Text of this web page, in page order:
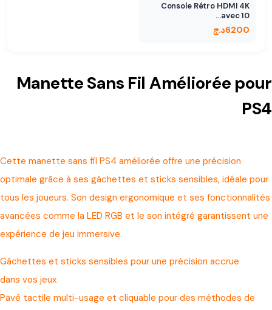
Console Rétro HDMI 4K
avec 10…
6200د.ج
Manette Sans Fil Améliorée pour
PS4
Cette manette sans fil PS4 améliorée offre une précision
optimale grâce à ses gâchettes et sticks sensibles, idéale pour
tous les joueurs. Son design ergonomique et ses fonctionnalités
avancées comme la LED RGB et le son intégré garantissent une
expérience de jeu immersive.
Gâchettes et sticks sensibles pour une précision accrue
dans vos jeux
Pavé tactile multi-usage et cliquable pour des méthodes de